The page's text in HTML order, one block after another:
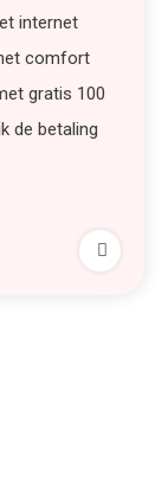
internet
comfort
gratis 100
de betaling